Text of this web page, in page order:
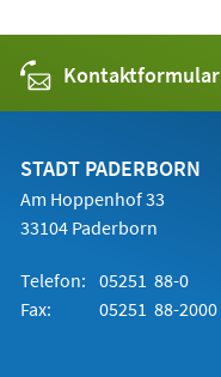
Kontaktformular
STADT PADERBORN
Am Hoppenhof 33
33104 Paderborn
Telefon: 05251 88-0
Fax:
05251 88-2000